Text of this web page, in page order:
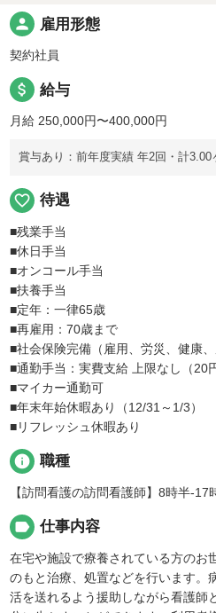
person 雇用形態
契約社員
attach_money 給与
月給 250,000円〜400,000円
賞与あり：前年度実績 年2回・計3.00
favorite_border 待遇
■残業手当
■休日手当
■オンコール手当
■扶養手当
■定年：一律65歳
■再雇用：70歳まで
■社会保険完備（雇用、労災、健康、
■通勤手当：実費支給 上限なし（20
■マイカー通勤可
■年末年始休暇あり（12/31～1/3）
■リフレッシュ休暇あり
info 職種
【訪問看護の訪問看護師】8時半-17
label 仕事内容
在宅や施設で療養されている方のお
のもと治療、処置などを行います。
活を送れるよう援助しながら看護師